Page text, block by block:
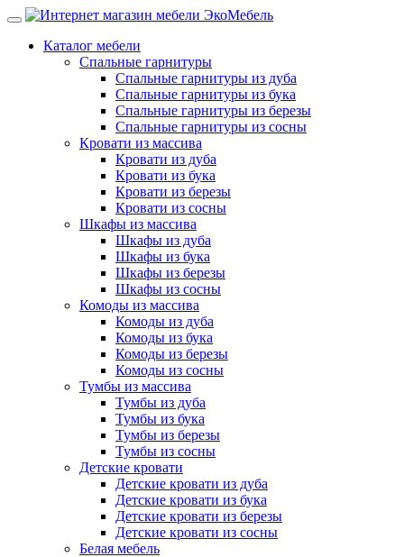
Каталог мебели
Спальные гарнитуры
Спальные гарнитуры из дуба
Спальные гарнитуры из бука
Спальные гарнитуры из березы
Спальные гарнитуры из сосны
Кровати из массива
Кровати из дуба
Кровати из бука
Кровати из березы
Кровати из сосны
Шкафы из массива
Шкафы из дуба
Шкафы из бука
Шкафы из березы
Шкафы из сосны
Комоды из массива
Комоды из дуба
Комоды из бука
Комоды из березы
Комоды из сосны
Тумбы из массива
Тумбы из дуба
Тумбы из бука
Тумбы из березы
Тумбы из сосны
Детские кровати
Детские кровати из дуба
Детские кровати из бука
Детские кровати из березы
Детские кровати из сосны
Белая мебель